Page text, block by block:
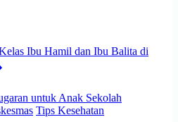
Ibu Hamil dan Ibu Balita di
Tips Kesehatan